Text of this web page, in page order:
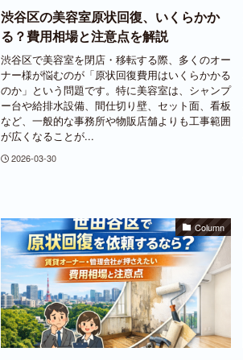
渋谷区の美容室原状回復、いくらかか
る？費用相場と注意点を解説
渋谷区で美容室を閉店・移転する際、多くのオー
ナー様が悩むのが「原状回復費用はいくらかかる
のか」という問題です。特に美容室は、シャンプ
ー台や給排水設備、間仕切り壁、セット面、看板
など、一般的な事務所や物販店舗よりも工事範囲
が広くなることが...
2026-03-30
Column